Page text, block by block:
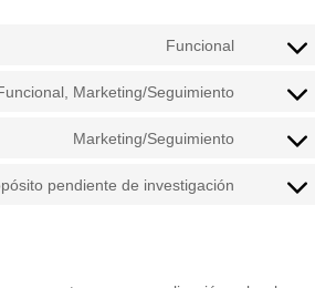
Funcional
Consent
wordpress
Marketing/Seguimiento
Consent
google-
Marketing/Seguimiento
Consent
pendiente de investigación
Consent
varios